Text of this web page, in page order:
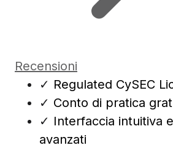
Recensioni
✓ Regulated CySEC
✓ Conto di pratica
✓ Interfaccia intuitiva
avanzati